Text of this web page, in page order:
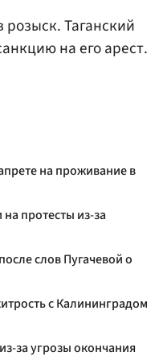
розыск. Таганский
на его арест.
на проживание в
протесты из-за
слов Пугачевой о
с Калининградом
за угрозы окончания